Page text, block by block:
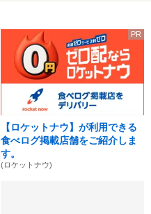
PR
【ロケットナウ】が利用できる
食べログ掲載店舗をご紹介しま
す。
(ロケットナウ)